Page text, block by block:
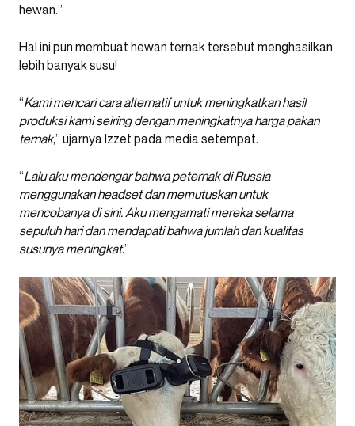
hewan.”
Hal ini pun membuat hewan ternak tersebut menghasilkan
lebih banyak susu!
“Kami mencari cara alternatif untuk meningkatkan hasil
produksi kami seiring dengan meningkatnya harga pakan
ternak,” ujarnya Izzet pada media setempat.
“Lalu aku mendengar bahwa peternak di Russia
menggunakan headset dan memutuskan untuk
mencobanya di sini. Aku mengamati mereka selama
sepuluh hari dan mendapati bahwa jumlah dan kualitas
susunya meningkat.”